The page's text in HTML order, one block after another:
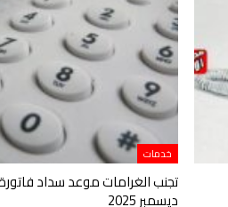
خدمات
تجنب الغرامات موعد سداد
ديسمبر 2025